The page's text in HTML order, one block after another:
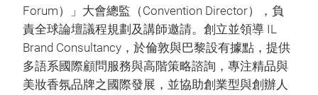
Forum）」大會總監（Convention Director），負
責全球論壇議程規劃及講師邀請。創立並領導 IL
Brand Consultancy，於倫敦與巴黎設有據點，提供
多語系國際顧問服務與高階策略諮詢，專注精品與
美妝香氛品牌之國際發展，並協助創業型與創辦人